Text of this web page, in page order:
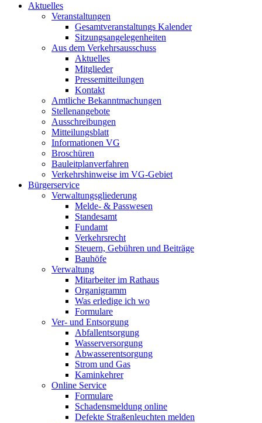
Aktuelles
Veranstaltungen
Gesamtveranstaltungs Kalender
Sitzungsangelegenheiten
Aus dem Verkehrsausschuss
Aktuelles
Mitglieder
Pressemitteilungen
Kontakt
Amtliche Bekanntmachungen
Stellenangebote
Ausschreibungen
Mitteilungsblatt
Informationen VG
Broschüren
Bauleitplanverfahren
Verkehrshinweise im VG-Gebiet
Bürgerservice
Verwaltungsgliederung
Melde- & Passwesen
Standesamt
Fundamt
Verkehrsrecht
Steuern, Gebühren und Beiträge
Bauhöfe
Verwaltung
Mitarbeiter im Rathaus
Organigramm
Was erledige ich wo
Formulare
Ver- und Entsorgung
Abfallentsorgung
Wasserversorgung
Abwasserentsorgung
Strom und Gas
Kaminkehrer
Online Service
Formulare
Schadensmeldung online
Defekte Straßenleuchten melden